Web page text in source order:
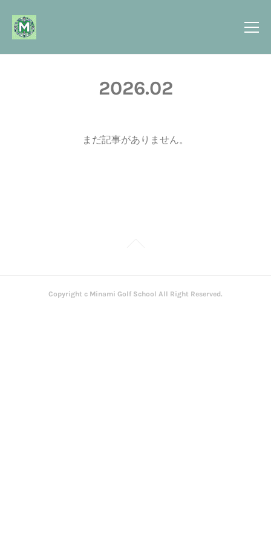
2026.02
まだ記事がありません。
Copyright c Minami Golf School All Right Reserved.